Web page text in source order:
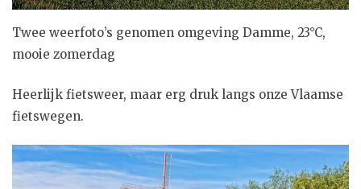
Twee weerfoto’s genomen omgeving Damme, 23°C,
mooie zomerdag
Heerlijk fietsweer, maar erg druk langs onze Vlaamse
fietswegen.